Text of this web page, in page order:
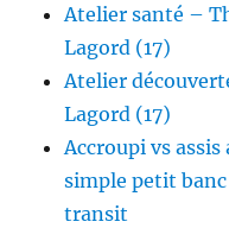
Atelier santé –
Lagord (17)
Atelier
Lagord (17)
Accroupi vs
simple petit
transit